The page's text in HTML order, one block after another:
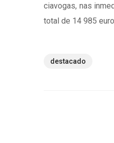
ciavogas, nas
total de 14 985
destacado